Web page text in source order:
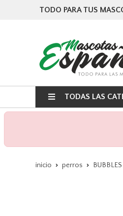
TODO PARA TUS
TODAS LAS
inicio perros